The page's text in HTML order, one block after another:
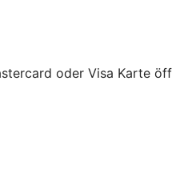
oder Visa Karte